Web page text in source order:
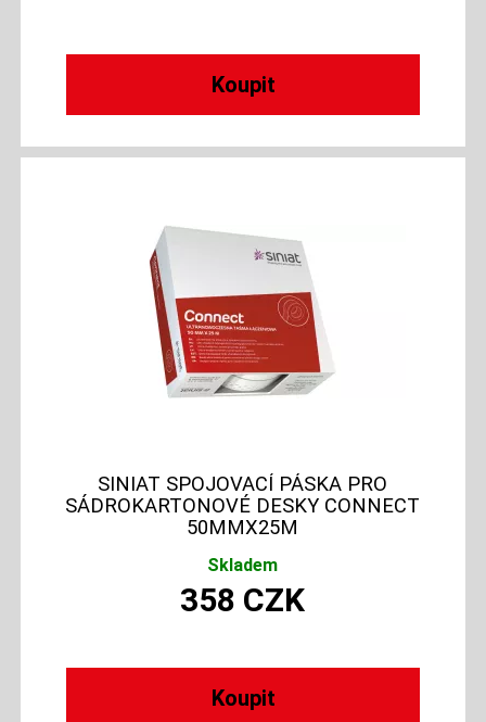
SINIAT SPOJOVACÍ PÁSKA PRO
SÁDROKARTONOVÉ DESKY CONNECT
50MMX25M
Skladem
358 CZK